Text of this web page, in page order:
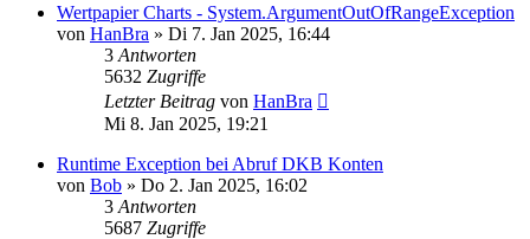
Wertpapier Charts - System.ArgumentOutOfRangeException
von HanBra » Di 7. Jan 2025, 16:44
3 Antworten
5632 Zugriffe
Letzter Beitrag von HanBra
Mi 8. Jan 2025, 19:21
Runtime Exception bei Abruf DKB Konten
von Bob » Do 2. Jan 2025, 16:02
3 Antworten
5687 Zugriffe